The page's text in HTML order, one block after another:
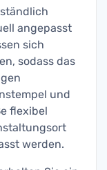
angepasst
sich
sodass das
und
flexibel
werden.